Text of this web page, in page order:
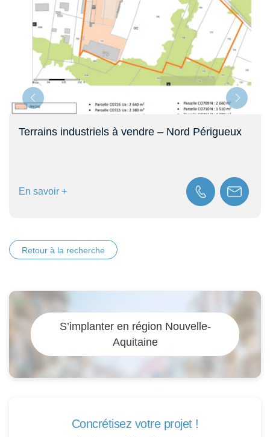
Terrains et bureaux disponibles – Site Atlantech
En savoir +
Retour à la recherche
S’implanter en région Nouvelle-
Aquitaine
Concrétisez votre projet !